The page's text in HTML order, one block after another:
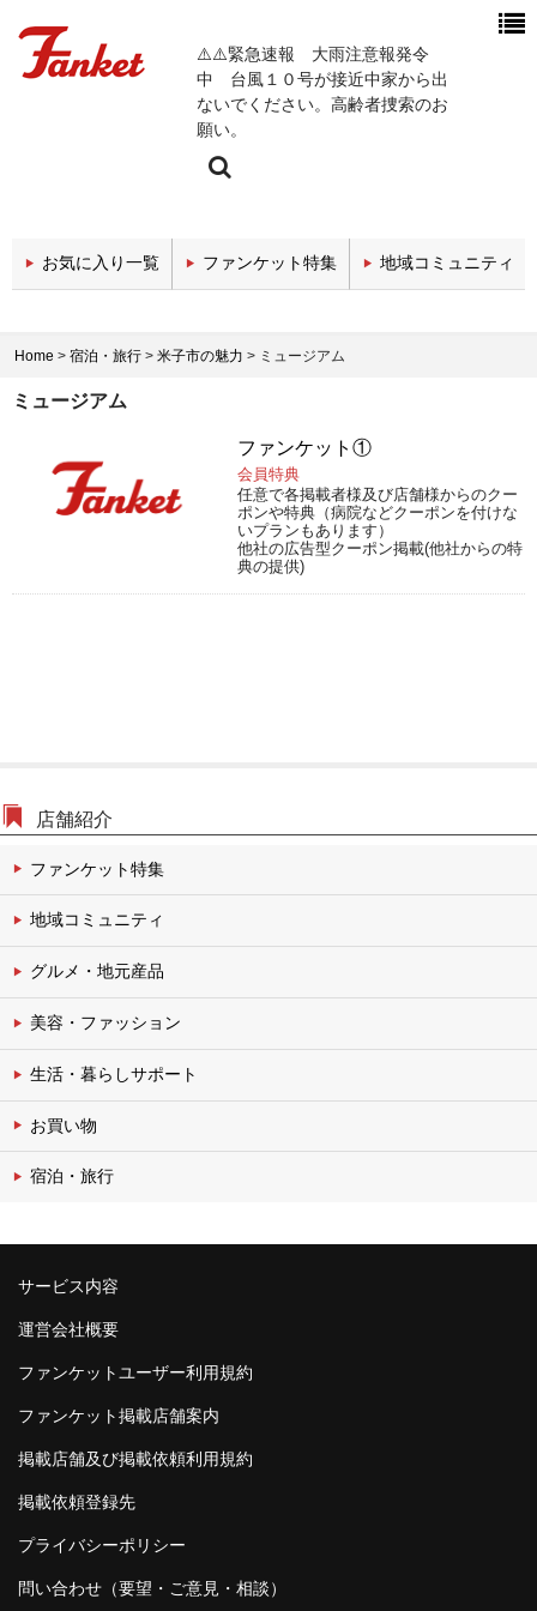
⚠️⚠️緊急速報 大雨注意報発令
中 台風１０号が接近中家から出
ないでください。高齢者捜索のお
願い。
今週の新着チャンネル
エンタメチャンネル
医療関係チャンネル
教育・セミナーチャンネル
文化・伝統チャンネル
お気に入り一覧 ファンケット特集 地域コミュニティ
Home > 宿泊・旅行 > 米子市の魅力 > ミュージアム
ミュージアム
ファンケット①
会員特典
任意で各掲載者様及び店舗様からのクー
ポンや特典（病院などクーポンを付けな
いプランもあります）
他社の広告型クーポン掲載(他社からの特
典の提供)
店舗紹介
ファンケット特集
地域コミュニティ
グルメ・地元産品
美容・ファッション
生活・暮らしサポート
お買い物
宿泊・旅行
サービス内容
運営会社概要
ファンケットユーザー利用規約
ファンケット掲載店舗案内
掲載店舗及び掲載依頼利用規約
掲載依頼登録先
プライバシーポリシー
問い合わせ（要望・ご意見・相談）